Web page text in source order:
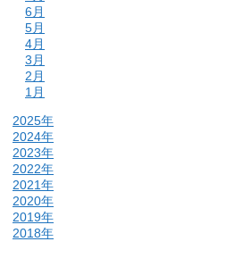
6月
5月
4月
3月
2月
1月
2025年
2024年
2023年
2022年
2021年
2020年
2019年
2018年